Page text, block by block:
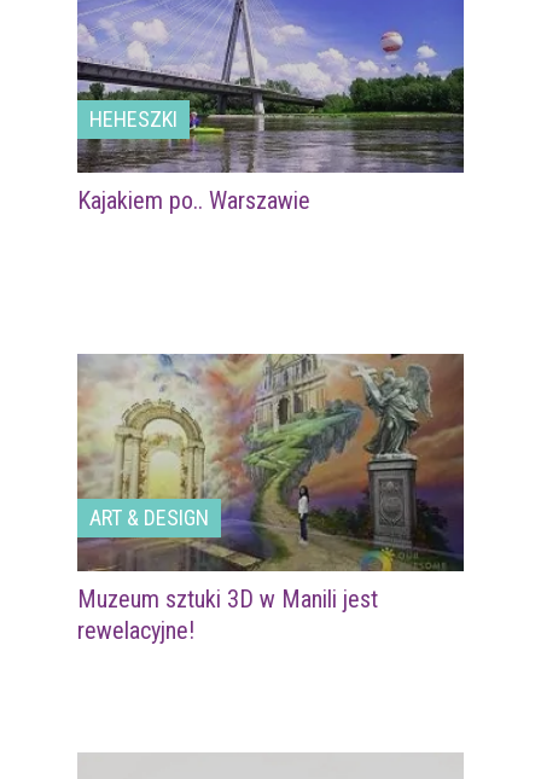
HEHESZKI
Kajakiem po.. Warszawie
ART & DESIGN
Muzeum sztuki 3D w Manili jest
rewelacyjne!